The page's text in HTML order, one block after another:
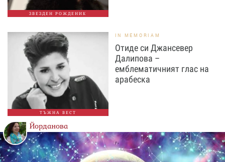
ЗВЕЗДЕН РОЖДЕНИК
ТЪЖНА ВЕСТ
IN MEMORIAM
Отиде си Джансевер
Далипова –
емблематичният глас на
арабеска
Йорданова